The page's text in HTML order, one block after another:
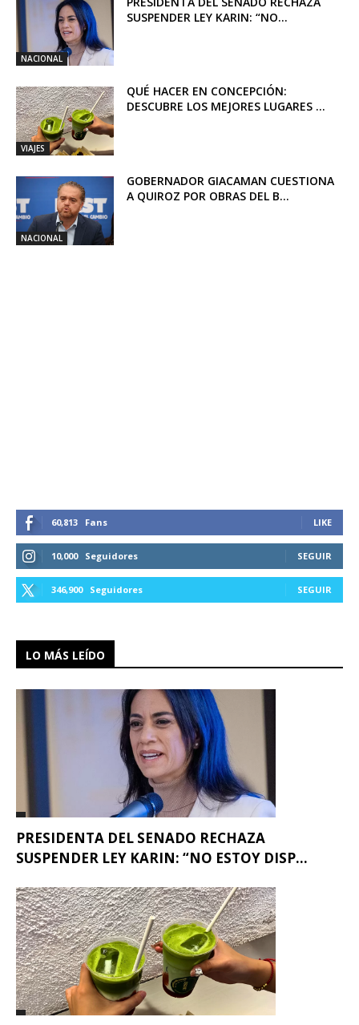
NACIONAL
SUSPENDER LEY KARIN: “NO...
VIAJES
QUÉ HACER EN CONCEPCIÓN:
DESCUBRE LOS MEJORES LUGARES ...
NACIONAL
GOBERNADOR GIACAMAN CUESTIONA
A QUIROZ POR OBRAS DEL B...
60,813 Fans LIKE
10,000 Seguidores SEGUIR
346,900 Seguidores SEGUIR
LO MÁS LEÍDO
PRESIDENTA DEL SENADO RECHAZA
SUSPENDER LEY KARIN: “NO ESTOY DISP...